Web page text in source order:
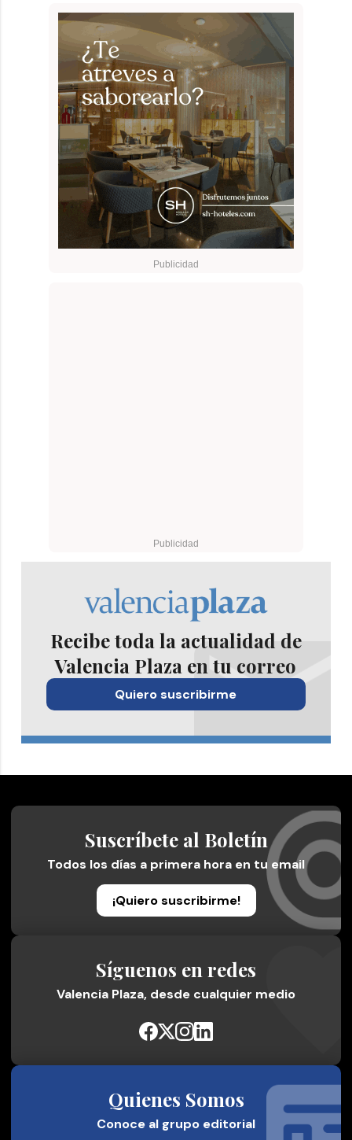
Recibe toda la actualidad de
Valencia Plaza en tu correo
Quiero suscribirme
Suscríbete al Boletín
Todos los días a primera hora en tu email
¡Quiero suscribirme!
Síguenos en redes
Valencia Plaza, desde cualquier medio
Quienes Somos
Conoce al grupo editorial